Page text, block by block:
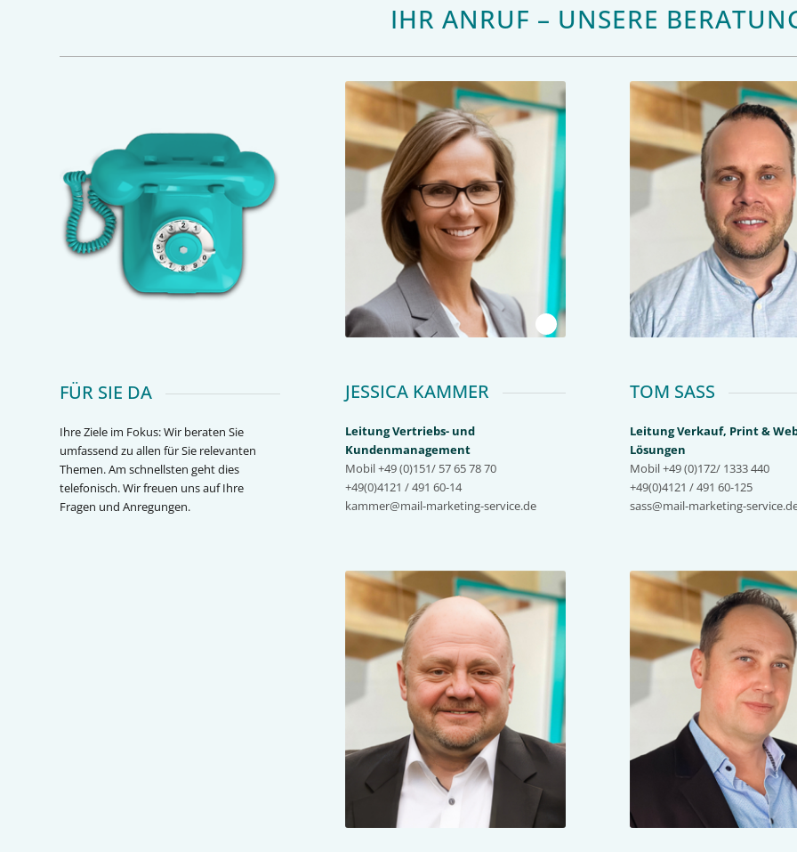
IHR ANRUF – UNSERE
FÜR SIE DA
Ihre Ziele im Fokus: Wir beraten Sie
umfassend zu allen für Sie relevanten
Themen. Am schnellsten geht dies
telefonisch. Wir freuen uns auf Ihre
Fragen und Anregungen.
1
JESSICA KAMMER
Leitung Vertriebs- und
Kundenmanagement
Mobil +49 (0)151/ 57 65 78 70
+49(0)4121 / 491 60-14
kammer@mail-marketing-service.de
TOM SASS
Leitung Verkauf, Print &
Lösungen
Mobil +49 (0)172/ 1333 440
+49(0)4121 / 491 60-125
sass@mail-marketing-